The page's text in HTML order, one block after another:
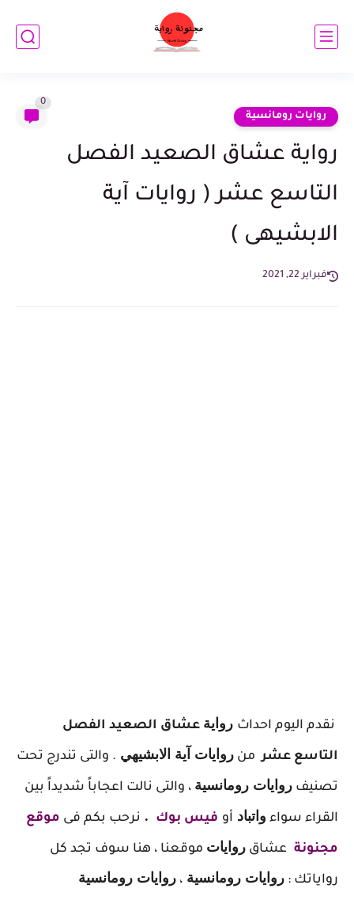
روايات رومانسية
0
رواية عشاق الصعيد الفصل
التاسع عشر ( روايات آية
الابشيهى )
فبراير 22, 2021
نقدم اليوم احداث ر واية عشاق الصعيد الفصل
التاسع عشر من روايات آية الابشيهي . والتى تندرج تحت
تصنيف روايات رومانسية ، والتى نالت اعجاباً شديداً بين
القراء سواء واتباد أو فيس بوك . نرحب بكم فى موقع
مجنونة عشاق روايات موقعنا ، هنا سوف تجد كل
رواياتك : روايات رومانسية ، روايات رومانسية